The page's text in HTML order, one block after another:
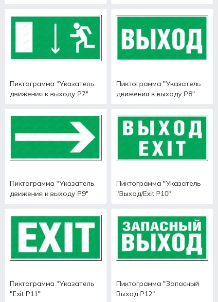
Пиктограмма "Указатель
движения к выходу Р7"
Пиктограмма "Указатель
движения к выходу Р8"
Пиктограмма "Указатель
движения к выходу Р9"
Пиктограмма "Указатель
"Выход/Exit Р10"
Пиктограмма "Указатель
"Exit Р11"
Пиктограмма "Запасный
Выход Р12"